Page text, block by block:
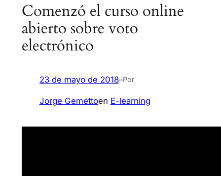
Comenzó el curso online
abierto sobre voto
electrónico
23 de mayo de 2018–Por
Jorge Gemettoen E-learning